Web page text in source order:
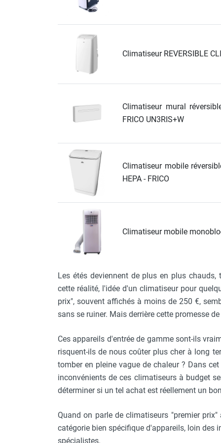
Chaudière mobile à eau
Chauffage pour serre et bâtiment
Chauffage FARM au gaz
Rideau d'air et rideau rayonnant
Rideau d'air eau chaude
Rideau d'air chaud pour pompe à
Rideau d'air pour portes tournantes
Rideau d'air ambiant
Rideau d'air froid
Rideau isolant thermique
Parasol chauffant et radiant
infrarouge sur mât
Parasol chauffant à gaz
mât électrique
Chauffe terrasse aux pellets
Chauffage infrarouge fixe mur et
plafond
Chauffage Infrarouge électrique fixe
Panneau rayonnant
Lustre infrarouge électrique
suspendu
Réglette et cassette rayonnante
lumineux au gaz
Chauffage radiant tube suspendu
au gaz
Climatiseur REVERSIBLE
Climatiseur mural
FRICO UN3RIS+W
Climatiseur mobile
HEPA - FRICO
Climatiseur mobile
Les étés deviennent de plus en plus
cette réalité, l'idée d'un climatiseur pour
prix", souvent affichés à moins de 250 €,
sans se ruiner. Mais derrière cette promesse
Ces appareils d'entrée de gamme sont-ils
risquent-ils de nous coûter plus cher à long
tomber en pleine vague de chaleur ? Dans
inconvénients de ces climatiseurs à budget
déterminer si un tel achat est réellement un
Quand on parle de climatiseurs "premier
catégorie bien spécifique d'appareils, loin des
spécialistes.